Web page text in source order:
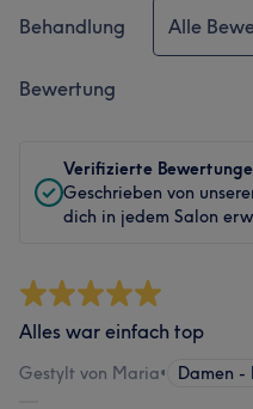
Behandlung Alle
Bewertung
Verifizierte
Geschrieben von
dich in jedem Salon
Alles war einfach top
Gestylt von Maria• Damen -